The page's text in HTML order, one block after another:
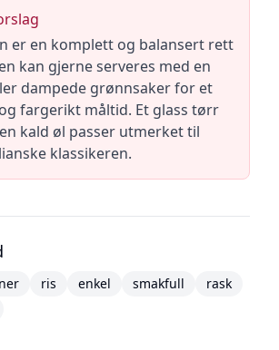
er en komplett og balansert rett
kan gjerne serveres med en
dampede grønnsaker for et
fargerikt måltid. Et glass tørr
kald øl passer utmerket til
klassikeren.
ris enkel smakfull
rask